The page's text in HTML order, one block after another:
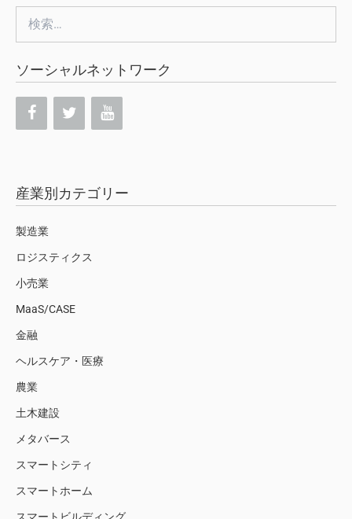
索:
ソーシャルネットワーク
産業別カテゴリー
製造業
ロジスティクス
小売業
MaaS/CASE
金融
ヘルスケア・医療
農業
土木建設
メタバース
スマートシティ
スマートホーム